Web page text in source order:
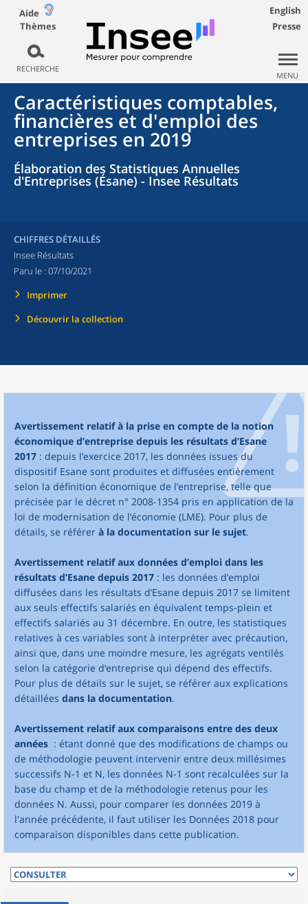
Aide
Thèmes
RECHERCHE
English
Presse
MENU
Caractéristiques comptables,
financières et d'emploi des
entreprises en 2019
Élaboration des Statistiques Annuelles
d'Entreprises (Ésane) - Insee Résultats
CHIFFRES DÉTAILLÉS
Insee Résultats
Paru le : 07/10/2021
Imprimer
Découvrir la collection
Avertissement relatif à la prise en compte de la notion
économique d’entreprise depuis les résultats d’Esane
2017 : depuis l’exercice 2017, les données issues du
dispositif Esane sont produites et diffusées entièrement
selon la définition économique de l’entreprise, telle que
précisée par le décret n° 2008-1354 pris en application de la
loi de modernisation de l’économie (LME). Pour plus de
détails, se référer à la documentation sur le sujet.
Avertissement relatif aux données d’emploi dans les
résultats d’Esane depuis 2017 : les données d’emploi
diffusées dans les résultats d’Esane depuis 2017 se limitent
aux seuls effectifs salariés en équivalent temps-plein et
effectifs salariés au 31 décembre. En outre, les statistiques
relatives à ces variables sont à interpréter avec précaution,
ainsi que, dans une moindre mesure, les agrégats ventilés
selon la catégorie d’entreprise qui dépend des effectifs.
Pour plus de détails sur le sujet, se référer aux explications
détaillées dans la documentation.
Avertissement relatif aux comparaisons entre des deux
années : étant donné que des modifications de champs ou
de méthodologie peuvent intervenir entre deux millésimes
successifs N-1 et N, les données N-1 sont recalculées sur la
base du champ et de la méthodologie retenus pour les
données N. Aussi, pour comparer les données 2019 à
l'année précédente, il faut utiliser les Données 2018 pour
comparaison disponibles dans cette publication.